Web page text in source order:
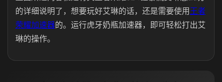
的详细说明了，想要玩好艾琳的话，还是需要使用 王者
荣耀加速器的。运行虎牙奶瓶加速器，即可轻松打出艾
琳的操作。